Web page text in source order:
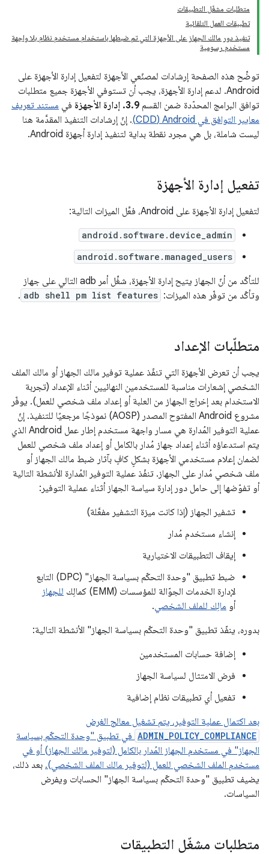
متطلبات مشغّل التطبيقات
تطبيقات العمل التلقائية
تنفيذ دور مالك الجهاز على الأجهزة التي تم ضبطها باستخدام مستخدم نظام بلا واجهة
مستخدم رسومية
توضِّح هذه الصفحة إرشادات لمصنّعي الأجهزة لتفعيل إدارة الأجهزة على
Android. لدعم إدارة الأجهزة، يجب أن تستوفي الأجهزة جميع متطلبات
توافق البرامج المحدّدة ضمن القسم 3.9. إدارة الأجهزة في مستند تعريف
معايير التوافق في Android‏ (CDD)
. إنّ إرشادات التنفيذ المقدَّمة هنا
ليست شاملة، بل هي مجرد نقطة بداية لتنفيذ إدارة أجهزة Android.
تفعيل إدارة الأجهزة
لتفعيل إدارة الأجهزة على Android، فعِّل الميزات التالية:
android.software.device_admin
android.software.managed_users
للتأكّد من أنّ الجهاز يتيح إدارة الأجهزة، شغِّل أمر adb التالي على جهاز
وتأكّد من توفّر هذه الميزات: adb shell pm list features
.
متطلّبات الإعداد
يجب أن تعرض الأجهزة التي تنفّذ عملية توفير مالك الجهاز أو مالك الملف
الشخصي إشعارات مناسبة للمستخدمين النهائيين أثناء الإعداد (تجربة
الاستخدام بعد إخراج الجهاز من العلبة أو إعداد ملف شخصي للعمل). يوفّر
مشروع Android المفتوح المصدر (AOSP) نموذجًا مرجعيًا للتنفيذ.
إنّ
عملية التوفير المُدارة هي مسار واجهة مستخدم إطار عمل Android الذي
يتم استدعاؤه أثناء إعداد جهاز مُدار بالكامل أو إعداد ملف شخصي للعمل
لضمان إعلام مستخدمي الأجهزة بشكلٍ كافٍ بآثار ضبط مالك الجهاز أو
ملف شخصي مُدار على الجهاز. تنفّذ عملية التوفير المُدارة الأنشطة التالية
أو تفوّضها إلى حامل دور إدارة سياسة الجهاز أثناء عملية التوفير:
تشفير الجهاز (إذا كانت ميزة التشفير مفعَّلة)
إنشاء مستخدم مُدار
إيقاف التطبيقات الاختيارية
ضبط تطبيق "وحدة التحكّم بسياسة الجهاز" (DPC) التابع
لإدارة الخدمات الجوّالة للمؤسسات (EMM) كمالِك
للجهاز
أو مالِك للملف الشخصي.
بدوره، ينفّذ تطبيق "وحدة التحكّم بسياسة الجهاز" الأنشطة التالية:
إضافة حسابات المستخدمين
فرض الامتثال لسياسة الجهاز
تفعيل أي تطبيقات نظام إضافية
بعد اكتمال عملية التوفير، يتم تشغيل معالج الغرض
ADMIN_POLICY_COMPLIANCE في تطبيق "وحدة التحكّم بسياسة
الجهاز" في مستخدم الجهاز المُدار بالكامل (لتوفير مالك الجهاز) أو في
مستخدم الملف الشخصي للعمل (لتوفير مالك الملف الشخصي). بعد ذلك،
يضيف تطبيق "وحدة التحكّم بسياسة الجهاز" الحسابات ويفرض
السياسات.
متطلبات مشغّل التطبيقات